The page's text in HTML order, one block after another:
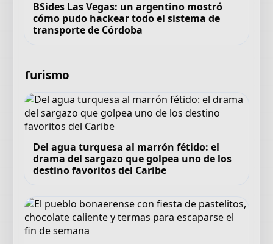
BSides Las Vegas: un argentino mostró
cómo pudo hackear todo el sistema de
transporte de Córdoba
Turismo
Del agua turquesa al marrón fétido: el
drama del sargazo que golpea uno de los
destino favoritos del Caribe